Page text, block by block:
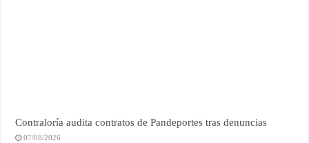
Contraloría audita contratos de Pandeportes tras denuncias
07/08/2026